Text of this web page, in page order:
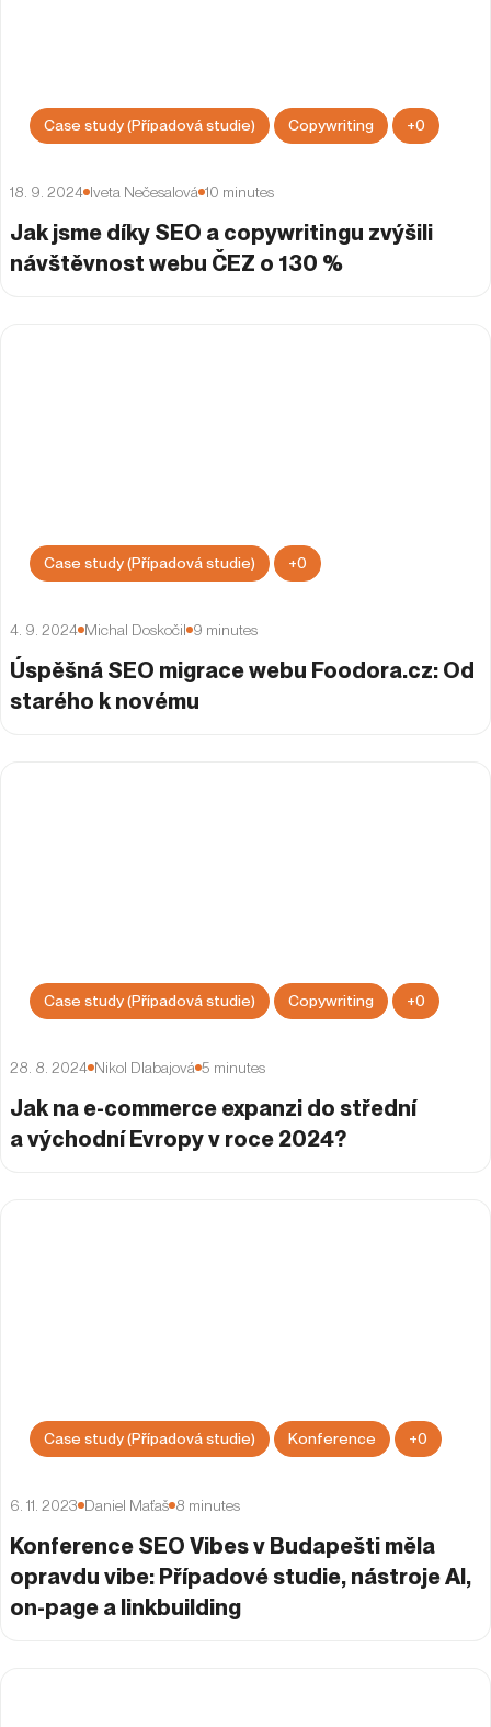
18. 9. 2024 Iveta Nečesalová 10 minutes
Jak jsme díky SEO a copywritingu zvýšili
návštěvnost webu ČEZ o 130 %
Case study (Případová studie) Copywriting +0
4. 9. 2024 Michal Doskočil 9 minutes
Úspěšná SEO migrace webu Foodora.cz: Od
starého k novému
Case study (Případová studie) +0
28. 8. 2024 Nikol Dlabajová 5 minutes
Jak na e-commerce expanzi do střední
a východní Evropy v roce 2024?
Case study (Případová studie) Copywriting +0
6. 11. 2023 Daniel Maťaš 8 minutes
Konference SEO Vibes v Budapešti měla
opravdu vibe: Případové studie, nástroje AI,
on-page a linkbuilding
Case study (Případová studie) Konference +0